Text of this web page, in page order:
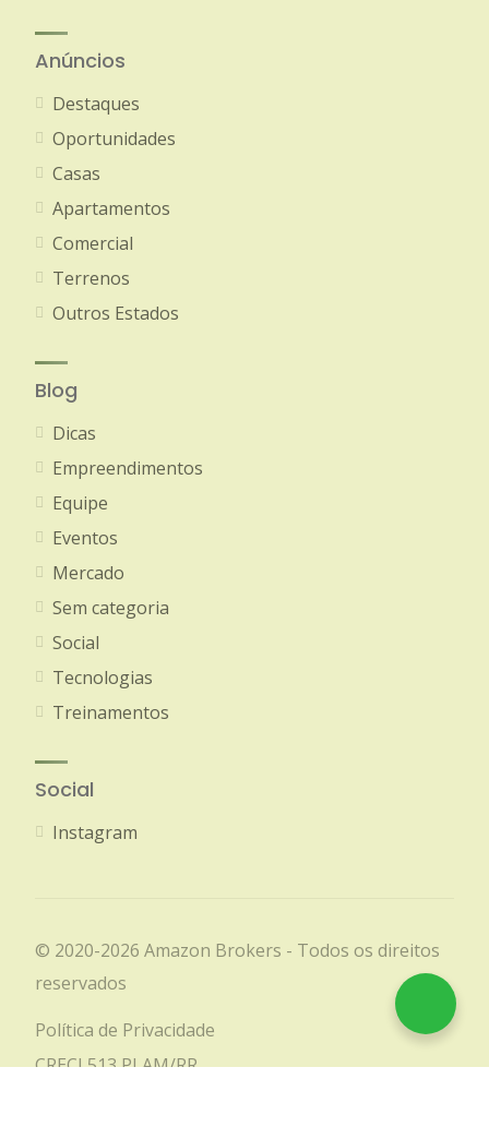
Anúncios
Destaques
Oportunidades
Casas
Apartamentos
Comercial
Terrenos
Outros Estados
Blog
Dicas
Empreendimentos
Equipe
Eventos
Mercado
Sem categoria
Social
Tecnologias
Treinamentos
Social
Instagram
© 2020-2026 Amazon Brokers - Todos os direitos
reservados
Política de Privacidade
CRECI 513 PJ AM/RR